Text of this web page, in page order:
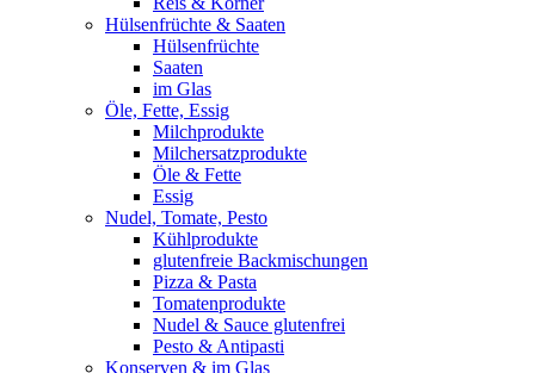
Hülsenfrüchte & Saaten
Hülsenfrüchte
Saaten
im Glas
Öle, Fette, Essig
Milchprodukte
Milchersatzprodukte
Öle & Fette
Essig
Nudel, Tomate, Pesto
Kühlprodukte
glutenfreie Backmischungen
Pizza & Pasta
Tomatenprodukte
Nudel & Sauce glutenfrei
Pesto & Antipasti
Konserven & im Glas